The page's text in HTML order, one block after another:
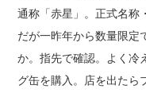
通称「赤星」。正式名称
だが一昨年から数量限定
か。指先で確認。よく冷
グ缶を購入。店を出たら